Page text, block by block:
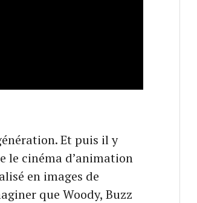
Et puis il y
le cinéma d’animation
en images de
que Woody, Buzz